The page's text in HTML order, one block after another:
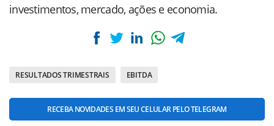
investimentos, mercado, ações e economia.
RESULTADOS TRIMESTRAIS EBITDA
RECEBA NOVIDADES EM SEU CELULAR PELO TELEGRAM